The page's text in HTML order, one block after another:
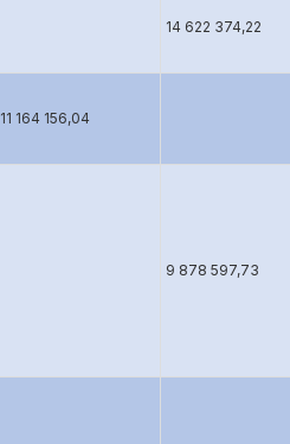
14 622 374,22
11 164 156,04
9 878 597,73